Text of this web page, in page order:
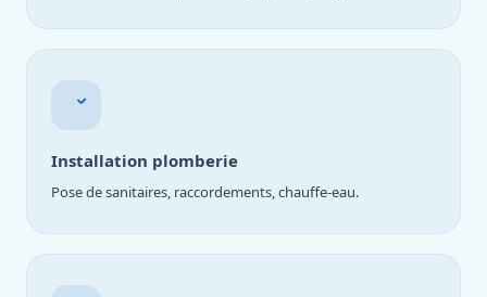
Installation plomberie
Pose de sanitaires, raccordements, chauffe-eau.